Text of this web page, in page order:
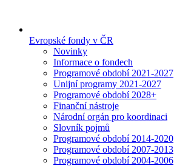
Evropské fondy v ČR
Novinky
Informace o fondech
Programové období 2021-2027
Unijní programy 2021-2027
Programové období 2028+
Finanční nástroje
Národní orgán pro koordinaci
Slovník pojmů
Programové období 2014-2020
Programové období 2007-2013
Programové období 2004-2006